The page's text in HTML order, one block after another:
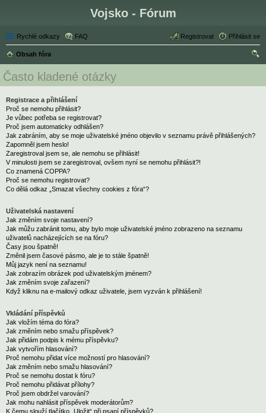
Vojsko - Fórum
Rychlé odkazy FAQ Přihlásit se
Registrovat
Obsah fóra
Často kladené otázky
Registrace a přihlášení
Proč se nemohu přihlásit?
Je vůbec potřeba se registrovat?
Proč jsem automaticky odhlášen?
Jak zabráním, aby se moje uživatelské jméno objevilo v seznamu právě přihlášených?
Zapomněl jsem heslo!
Zaregistroval jsem se, ale nemohu se přihlásit!
V minulosti jsem se zaregistroval, ovšem nyní se nemohu přihlásit?!
Co znamená COPPA?
Proč se nemohu registrovat?
Co dělá odkaz „Smazat všechny cookies z fóra“?
Uživatelská nastavení
Jak změním svoje nastavení?
Jak můžu zabránit tomu, aby bylo moje uživatelské jméno zobrazeno na seznamu
uživatelů nacházejících se na fóru?
Časy jsou špatně!
Změnil jsem časové pásmo, ale je to stále špatně!
Můj jazyk není na seznamu!
Jak zobrazím obrázek pod uživatelským jménem?
Jak změním svoje zařazení?
Když kliknu na e-mailový odkaz uživatele, jsem vyzván k přihlášení!
Vkládání příspěvků
Jak vložím téma do fóra?
Jak změním nebo smažu příspěvek?
Jak přidám podpis k mému příspěvku?
Jak vytvořím hlasování?
Proč nemohu přidat více možností pro hlasování?
Jak změním nebo smažu hlasování?
Proč se nemohu dostat k fóru?
Proč nemohu přidávat přílohy?
Proč jsem obdržel varování?
Jak mohu nahlásit příspěvek moderátorům?
K čemu slouží tlačítko „Uložit“ při psaní příspěvků?